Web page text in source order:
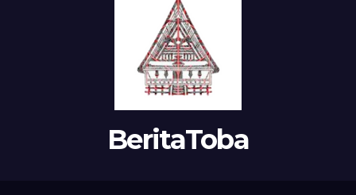
BeritaToba